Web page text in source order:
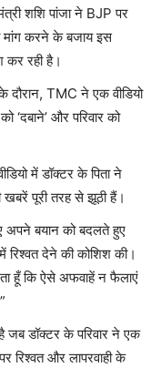
शशि पांजा ने BJP पर
मांग करने के बजाय इस
कर रही है।
TMC ने एक वीडियो
‘दबाने’ और परिवार को
में डॉक्टर के पिता ने
खबरें पूरी तरह से झूठी हैं।
अपने बयान को बदलते हुए
रिश्वत देने की कोशिश की।
हूँ कि ऐसे अफवाहें न फैलाएं
जब डॉक्टर के परिवार ने एक
रिश्वत और लापरवाही के